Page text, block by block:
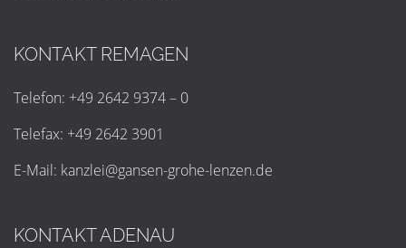
KONTAKT REMAGEN
Telefon: +49 2642 9374 – 0
Telefax: +49 2642 3901
E-Mail: kanzlei@gansen-grohe-lenzen.de
KONTAKT ADENAU